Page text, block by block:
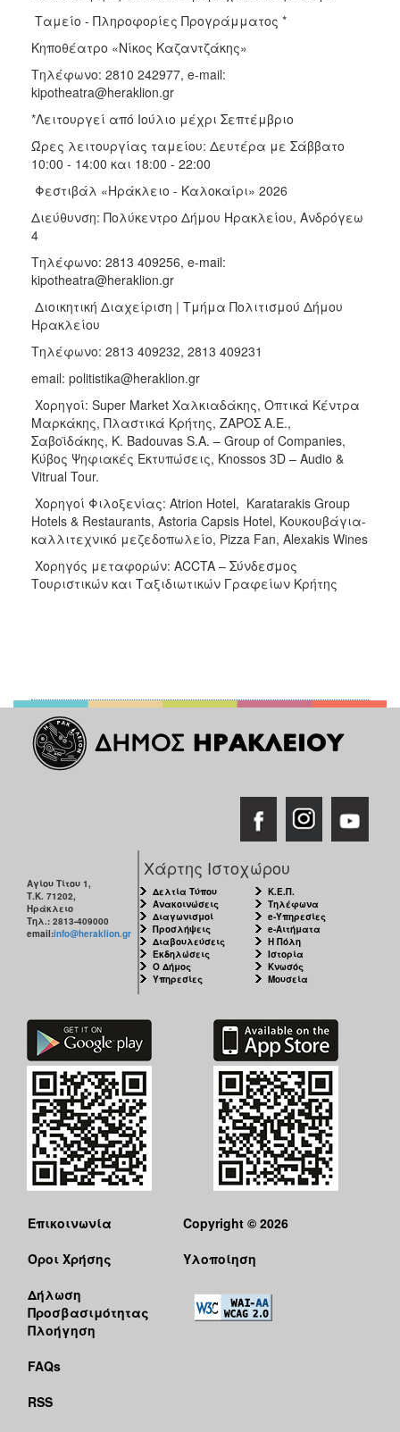
Ταμείο - Πληροφορίες Προγράμματος *
Κηποθέατρο «Νίκος Καζαντζάκης»
Τηλέφωνο: 2810 242977, e-mail:
kipotheatra@heraklion.gr
*Λειτουργεί από Ιούλιο μέχρι Σεπτέμβριο
Ώρες λειτουργίας ταμείου: Δευτέρα με Σάββατο
10:00 - 14:00 και 18:00 - 22:00
Φεστιβάλ «Ηράκλειο - Καλοκαίρι» 2026
Διεύθυνση: Πολύκεντρο Δήμου Ηρακλείου, Ανδρόγεω
4
Τηλέφωνο: 2813 409256, e-mail:
kipotheatra@heraklion.gr
Διοικητική Διαχείριση | Τμήμα Πολιτισμού Δήμου
Ηρακλείου
Τηλέφωνο: 2813 409232, 2813 409231
email: politistika@heraklion.gr
Χορηγοί: Super Market Χαλκιαδάκης, Οπτικά Κέντρα
Μαρκάκης, Πλαστικά Κρήτης, ΖΑΡΟΣ Α.Ε.,
Σαβοϊδάκης, K. Badouvas S.A. – Group of Companies,
Κύβος Ψηφιακές Εκτυπώσεις, Knossos 3D – Audio &
Vitrual Tour.
Χορηγοί Φιλοξενίας: Atrion Hotel, Karatarakis Group
Hotels & Restaurants, Astoria Capsis Hotel, Κουκουβάγια-
καλλιτεχνικό μεζεδοπωλείο, Pizza Fan, Alexakis Wines
Χορηγός μεταφορών: ACCTA – Σύνδεσμος
Τουριστικών και Ταξιδιωτικών Γραφείων Κρήτης
Αγίου Τίτου 1,
Τ.Κ. 71202,
Ηράκλειο
Τηλ.: 2813-409000
email:info@heraklion.gr
Χάρτης Ιστοχώρου
Δελτία Τύπου
Ανακοινώσεις
Διαγωνισμοί
Προσλήψεις
Διαβουλεύσεις
Εκδηλώσεις
Ο Δήμος
Υπηρεσίες
Κ.Ε.Π.
Τηλέφωνα
e-Υπηρεσίες
e-Αιτήματα
Η Πόλη
Ιστορία
Κνωσός
Μουσεία
Επικοινωνία
Όροι Χρήσης
Δήλωση
Προσβασιμότητας
Πλοήγηση
FAQs
RSS
Copyright © 2026
Υλοποίηση